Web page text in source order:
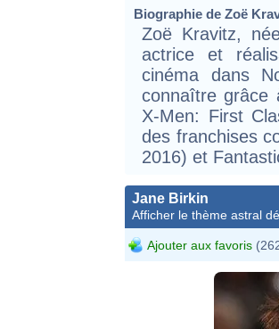
Biographie de Zoë
Zoë Kravitz,
actrice et
cinéma dans
connaître grâce
X-Men: First
des franchises
2016) et
Jane Birkin
Afficher le thème astral
Ajouter aux favoris